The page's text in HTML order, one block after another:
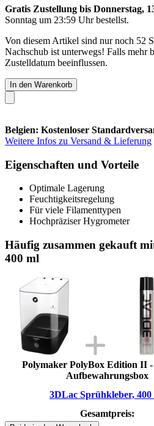
Gratis Zustellung bis Donnerstag,
Sonntag um 23:59 Uhrbestellst.
Von diesem Artikel sind nur noch 52
Nachschub ist unterwegs! Falls mehr
Zustelldatum beeinflussen.
In den Warenkorb
Belgien: Kostenloser
Weitere Infos zu Versand & Lieferung
Eigenschaften und Vorteile
Optimale Lagerung
Feuchtigkeitsregelung
Für viele Filamenttypen
Hochpräziser Hygrometer
Häufig zusammen gekauft
400 ml
Polymaker PolyBox Edition II
Aufbewahrungsbox
3DLac Sprühkleber, 400
Gesamtpreis: